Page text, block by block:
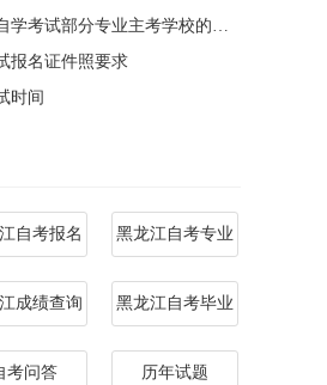
关于调整广东省高等教育自学考试部分专业主考学校的通知
报名证件照要求
时间
自考报名 黑龙江自考专业
成绩查询 黑龙江自考毕业
考问答 历年试题